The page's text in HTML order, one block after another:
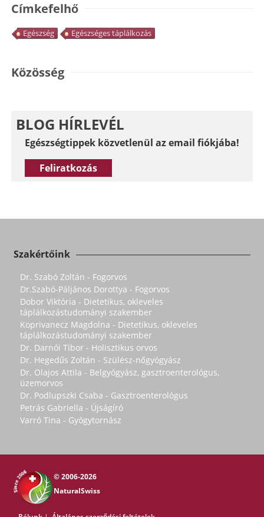
Címkefelhő
Egészség Egészséges táplálkozás
Közösség
BLOG HÍRLEVÉL
Egészségtippek közvetlenül az email fiókjába!
Feliratkozás
Szakértőink
Dr. Szabó Zoltán - Fogorvos
Dr.Szabó-Páljános Dorottya - Fogorvos
Dobor Viktória - Dietetikus, okleveles
táplálkozástudományi szakember
Koprivanecz Magdolna - Dietetikus, okleveles
táplálkozástudományi szakember
Dr. Darnói Tibor - Holisztikus orvos
Dr. Hegedűs Zoltán - Szülész-nőgyógyász
Dr. Olajos Attila - Belgyógyász, gasztroenterológus,
üzemorvos
Dr. Podlupszki Csaba - Gasztroenterológus
Petrás Gabriella - Újságíró
Varró Tina - Gyógytornász
© 2006-2026
NaturalSwiss